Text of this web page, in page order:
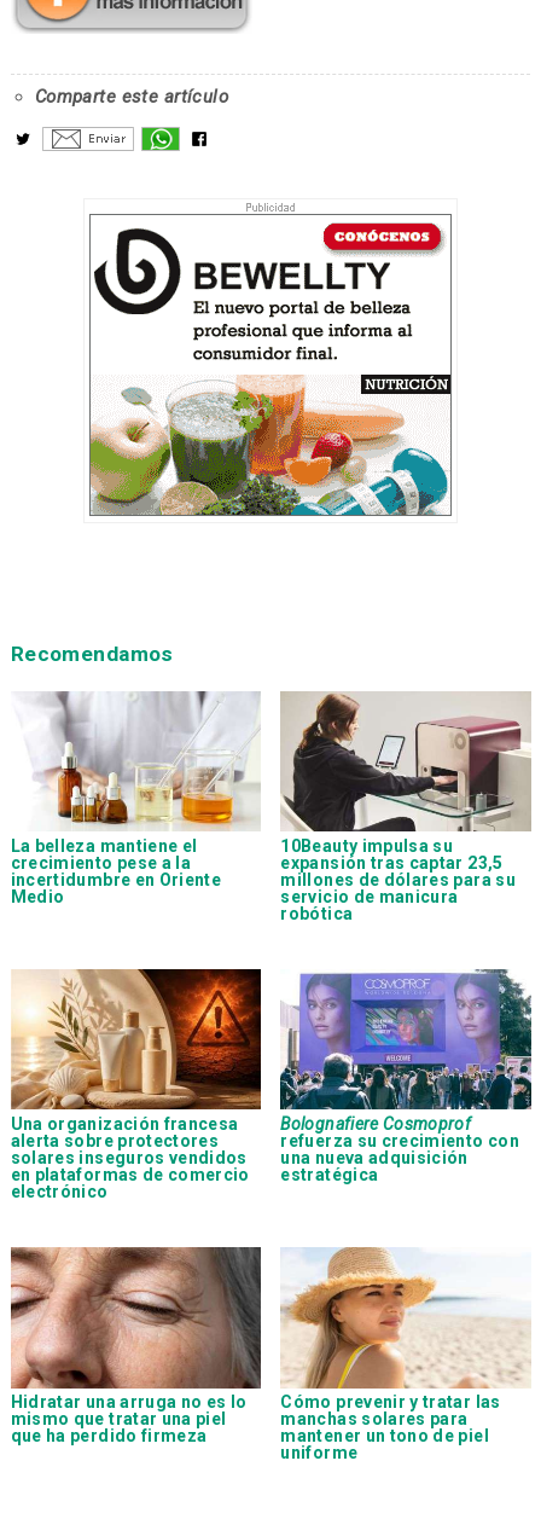
Comparte este artículo
Recomendamos
La belleza mantiene el
crecimiento pese a la
incertidumbre en Oriente
Medio
10Beauty impulsa su
expansión tras captar 23,5
millones de dólares para su
servicio de manicura
robótica
Una organización francesa
alerta sobre protectores
solares inseguros vendidos
en plataformas de comercio
electrónico
Bolognafiere Cosmoprof
refuerza su crecimiento con
una nueva adquisición
estratégica
Hidratar una arruga no es lo
mismo que tratar una piel
que ha perdido firmeza
Cómo prevenir y tratar las
manchas solares para
mantener un tono de piel
uniforme